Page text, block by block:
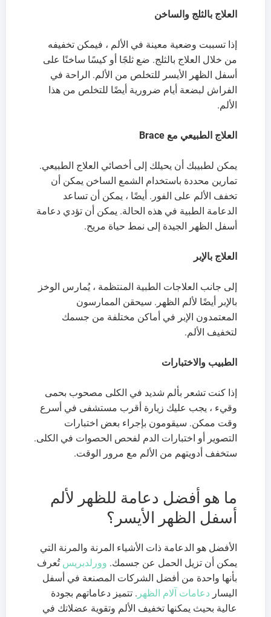
العلاج بالثلج والساخن
إذا تسببت وضعية معينة في الألم ، فيمكن تخفيفه
من خلال العلاج بالثلج. ضع ثلجًا أو كيسًا ساخنًا على
أسفل الظهر الأيسر للتخلص من الألم. الراحة في
الفراش لبضعة أيام ضرورية أيضًا للتخلص من هذا
الألم.
العلاج الطبيعي مع Brace
يمكن لطبيبك أن يحيلك إلى أخصائي العلاج الطبيعي.
تمارين محددة باستخدام الشمع الساخن يمكن أن
تخفف الألم على الفور. أيضًا ، يمكن أن تساعد
الدعامة الطبية في هذه الحالة. يمكن أن تؤدي دعامة
أسفل الظهر الجيدة إلى نمط حياة مريح.
العلاج بالإبر
إلى جانب العلاجات الطبية المنتظمة ، يُمارس الوخز
بالإبر أيضًا لألم الظهر. سيحقن الممارسون
المعتمدون الإبر في أماكن مختلفة من جسمك
لتخفيف الألم.
الطبيب والاختبارات
إذا كنت تشعر بألم شديد في الكلى مصحوب بحمى
وقيء ، يجب عليك زيارة أقرب مستشفى في أسرع
وقت ممكن. سيقومون بإجراء بعض اختبارات
التصوير أو اختبارات الدم لفحص الحصوات في الكلى.
ستخفف أدويتهم من الألم مع مرور الوقت.
ما هو أفضل دعامة للظهر لألم
أسفل الظهر الأيسر؟
الأفضل هو الدعامة ذات الأشياء المرنة والمرنة التي
يمكن أن تزيل الحمل عن جسمك. وورلدبريس تُعرف
بأنها واحدة من أفضل الشركات المصنعة في أسفل
اليسار دعامات آلام الظهر . تتميز دعاماتهم بجودة
عالية بحيث يمكنها تخفيف الألم وتقوية عضلاتك في